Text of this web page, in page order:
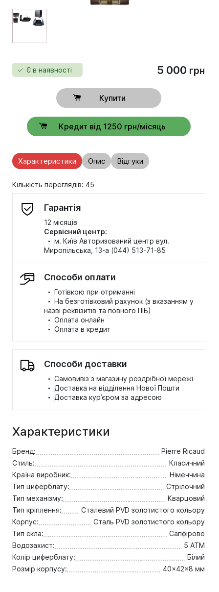
Є в наявності 5 000 грн
Купити
Кредит від 1250 грн/місяць
Характеристики Опис Відгуки
Кількість переглядів: 45
Гарантія
12 місяців
Сервісний центр:
· м. Київ Авторизований центр вул.
Миропільська, 13-а (044) 513-71-85
Способи оплати
· Готівкою при отриманні
· На безготівковий рахунок (з вказанням у
назві реквізитів та повного ПІБ)
· Оплата онлайн
· Оплата в кредит
Способи доставки
· Самовивіз з магазину роздрібної мережі
· Доставка на відділення Нової Пошти
· Доставка кур’єром за адресою
Характеристики
Бренд:
Pierre Ricaud
Стиль:
Класичний
Країна виробник:
Німеччина
Тип циферблату:
Стрілочний
Тип механізму:
Кварцовий
Тип кріплення:
Сталевий PVD золотистого кольору
Корпус:
Сталь PVD золотистого кольору
Тип скла:
Сапфірове
Водозахист:
5 ATM
Колір циферблату:
Білий
Розмір корпусу:
40x42x8 мм